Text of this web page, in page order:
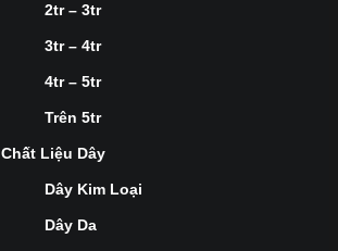
2tr – 3tr
3tr – 4tr
4tr – 5tr
Trên 5tr
Chất Liệu Dây
Dây Kim Loại
Dây Da